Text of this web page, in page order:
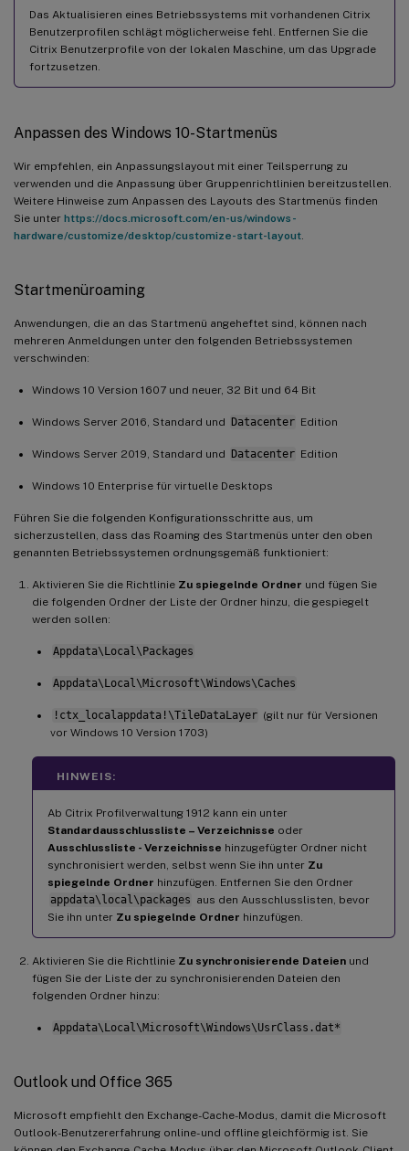
Das Aktualisieren eines Betriebssystems mit vorhandenen Citrix
Benutzerprofilen schlägt möglicherweise fehl. Entfernen Sie die
Citrix Benutzerprofile von der lokalen Maschine, um das Upgrade
fortzusetzen.
Anpassen des Windows 10-Startmenüs
Wir empfehlen, ein Anpassungslayout mit einer Teilsperrung zu
verwenden und die Anpassung über Gruppenrichtlinien bereitzustellen.
Weitere Hinweise zum Anpassen des Layouts des Startmenüs finden
Sie unter https://docs.microsoft.com/en-us/windows-
hardware/customize/desktop/customize-start-layout
Startmenüroaming
Anwendungen, die an das Startmenü angeheftet sind, können nach
mehreren Anmeldungen unter den folgenden Betriebssystemen
verschwinden:
Windows 10 Version 1607 und neuer, 32 Bit und 64 Bit
Windows Server 2016, Standard und Datacenter Edition
Windows Server 2019, Standard und Datacenter Edition
Windows 10 Enterprise für virtuelle Desktops
Führen Sie die folgenden Konfigurationsschritte aus, um
sicherzustellen, dass das Roaming des Startmenüs unter den oben
genannten Betriebssystemen ordnungsgemäß funktioniert:
Aktivieren Sie die Richtlinie Zu spiegelnde Ordner und fügen Sie
die folgenden Ordner der Liste der Ordner hinzu, die gespiegelt
werden sollen:
Appdata\Local\Packages
Appdata\Local\Microsoft\Windows\Caches
!ctx_localappdata!\TileDataLayer (gilt nur für Versionen
vor Windows 10 Version 1703)
HINWEIS:
Ab Citrix Profilverwaltung 1912 kann ein unter
Standardausschlussliste – Verzeichnisse oder
Ausschlussliste - Verzeichnisse hinzugefügter Ordner nicht
synchronisiert werden, selbst wenn Sie ihn unter Zu
spiegelnde Ordner hinzufügen. Entfernen Sie den Ordner
appdata\local\packages aus den Ausschlusslisten, bevor
Sie ihn unter Zu spiegelnde Ordner hinzufügen.
Aktivieren Sie die Richtlinie Zu synchronisierende Dateien und
fügen Sie der Liste der zu synchronisierenden Dateien den
folgenden Ordner hinzu:
Appdata\Local\Microsoft\Windows\UsrClass.dat*
Outlook und Office 365
Microsoft empfiehlt den Exchange-Cache-Modus, damit die Microsoft
Outlook-Benutzererfahrung online- und offline gleichförmig ist. Sie